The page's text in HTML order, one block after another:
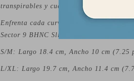
transpirables y cuentan con elementos
Enfrenta cada curva, domina cada
Sector 9 BHNC Slide Camo. Disponibles
S/M: Largo 18.4 cm, Ancho 10 cm (7.25
L/XL: Largo 19.7 cm, Ancho 11.4 cm